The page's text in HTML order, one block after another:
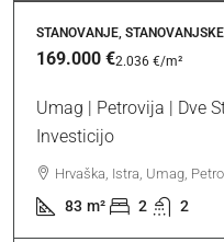
STANOVANJE,
169.000 €2.036 €/m²
Umag | Petrovija | Dve
Investicijo
Hrvaška, Istra, Umag,
83 m² 2 2